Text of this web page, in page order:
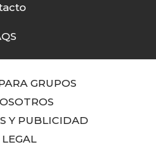
GRUPOS
Y PUBLICIDAD